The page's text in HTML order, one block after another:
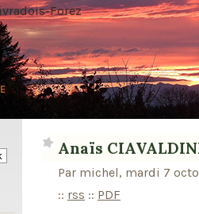
Forez
Anaïs
Par michel, mardi 7
:: rss :: PDF